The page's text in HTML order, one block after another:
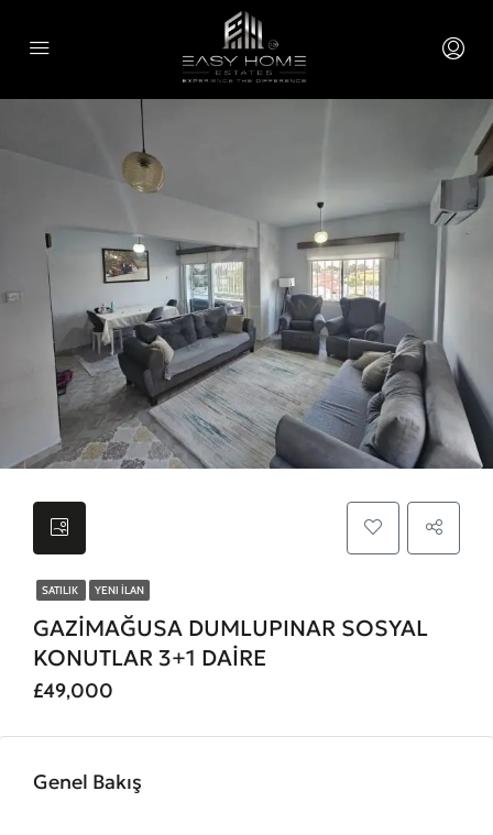
SATILIK YENI İLAN
GAZİMAĞUSA DUMLUPINAR SOSYAL
KONUTLAR 3+1 DAİRE
£49,000
Genel Bakış